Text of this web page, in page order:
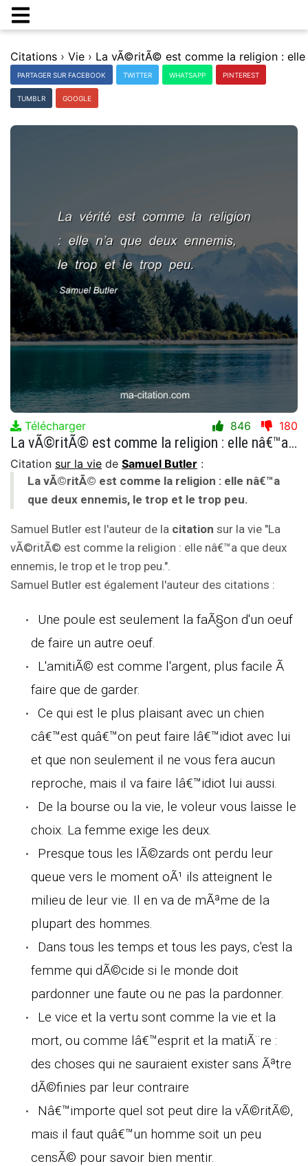
Citations › Vie ›
PARTAGER SUR FACEBOOK TWITTER WHATSAPP PINTEREST
TUMBLR GOOGLE
Télécharger 846 180
La vÃ©ritÃ© est comme la religion : elle nâ€™a que deux ennemis, le trop et le trop peu.
Citation sur la vie de Samuel Butler :
La vÃ©ritÃ© est comme la religion : elle nâ€™a
que deux ennemis, le trop et le trop peu.
Samuel Butler est l'auteur de la citation sur la vie "La
vÃ©ritÃ© est comme la religion : elle nâ€™a que deux
ennemis, le trop et le trop peu.".
Samuel Butler est également l'auteur des citations :
Une poule est seulement la faÃ§on d'un oeuf
de faire un autre oeuf.
L'amitiÃ© est comme l'argent, plus facile Ã
faire que de garder.
Ce qui est le plus plaisant avec un chien
câ€™est quâ€™on peut faire lâ€™idiot avec lui
et que non seulement il ne vous fera aucun
reproche, mais il va faire lâ€™idiot lui aussi.
De la bourse ou la vie, le voleur vous laisse le
choix. La femme exige les deux.
Presque tous les lÃ©zards ont perdu leur
queue vers le moment oÃ¹ ils atteignent le
milieu de leur vie. Il en va de mÃªme de la
plupart des hommes.
Dans tous les temps et tous les pays, c'est la
femme qui dÃ©cide si le monde doit
pardonner une faute ou ne pas la pardonner.
Le vice et la vertu sont comme la vie et la
mort, ou comme lâ€™esprit et la matiÃ¨re :
des choses qui ne sauraient exister sans Ãªtre
dÃ©finies par leur contraire
Nâ€™importe quel sot peut dire la vÃ©ritÃ©,
mais il faut quâ€™un homme soit un peu
censÃ© pour savoir bien mentir.